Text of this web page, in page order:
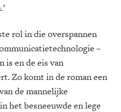
rol in die overspannen
–
is en de eis van
Zo komt in de roman een
de mannelijke
het besneeuwde en lege